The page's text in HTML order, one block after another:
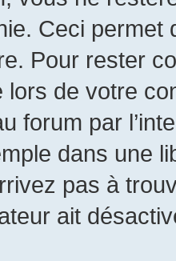
Ceci permet
Pour rester
de votre
forum par
dans une
pas à
ait